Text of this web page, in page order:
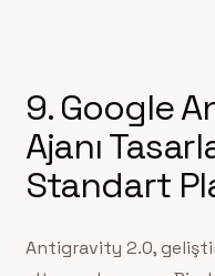
9. Google
Ajanı
Standart
Antigravity 2.0,